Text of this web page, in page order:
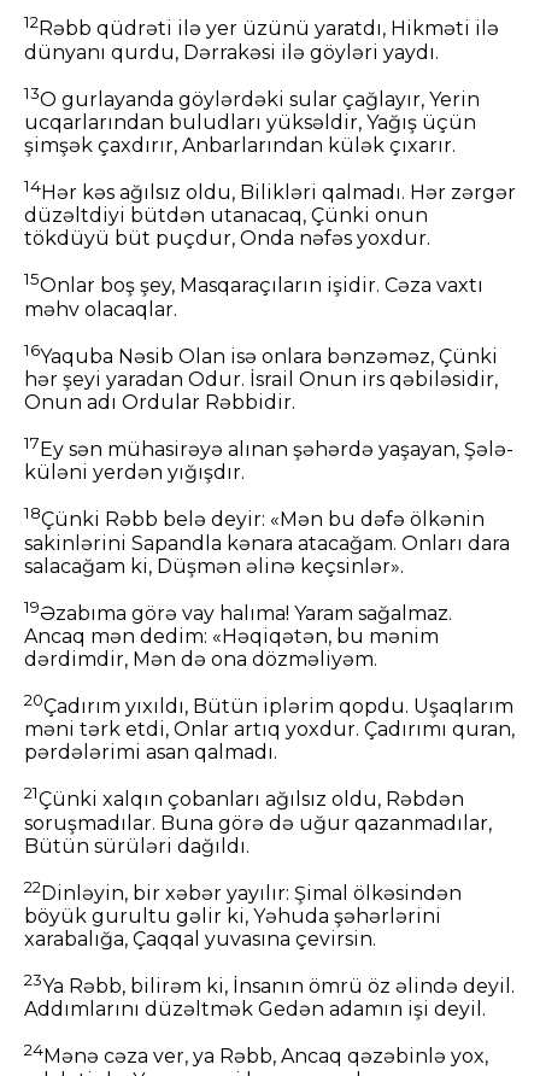
12Rəbb qüdrəti ilə yer üzünü yaratdı, Hikməti ilə
dünyanı qurdu, Dərrakəsi ilə göyləri yaydı.
13O gurlayanda göylərdəki sular çağlayır, Yerin
ucqarlarından buludları yüksəldir, Yağış üçün
şimşək çaxdırır, Anbarlarından külək çıxarır.
14Hər kəs ağılsız oldu, Bilikləri qalmadı. Hər zərgər
düzəltdiyi bütdən utanacaq, Çünki onun
tökdüyü büt puçdur, Onda nəfəs yoxdur.
15Onlar boş şey, Masqaraçıların işidir. Cəza vaxtı
məhv olacaqlar.
16Yaquba Nəsib Olan isə onlara bənzəməz, Çünki
hər şeyi yaradan Odur. İsrail Onun irs qəbiləsidir,
Onun adı Ordular Rəbbidir.
17 Ey sən mühasirəyə alınan şəhərdə yaşayan, Şələ-
küləni yerdən yığışdır.
18Çünki Rəbb belə deyir: «Mən bu dəfə ölkənin
sakinlərini Sapandla kənara atacağam. Onları dara
salacağam ki, Düşmən əlinə keçsinlər».
19Əzabıma görə vay halıma! Yaram sağalmaz.
Ancaq mən dedim: «Həqiqətən, bu mənim
dərdimdir, Mən də ona dözməliyəm.
20Çadırım yıxıldı, Bütün iplərim qopdu. Uşaqlarım
məni tərk etdi, Onlar artıq yoxdur. Çadırımı quran,
pərdələrimi asan qalmadı.
21Çünki xalqın çobanları ağılsız oldu, Rəbdən
soruşmadılar. Buna görə də uğur qazanmadılar,
Bütün sürüləri dağıldı.
22Dinləyin, bir xəbər yayılır: Şimal ölkəsindən
böyük gurultu gəlir ki, Yəhuda şəhərlərini
xarabalığa, Çaqqal yuvasına çevirsin.
23Ya Rəbb, bilirəm ki, İnsanın ömrü öz əlində deyil.
Addımlarını düzəltmək Gedən adamın işi deyil.
24Mənə cəza ver, ya Rəbb, Ancaq qəzəbinlə yox,